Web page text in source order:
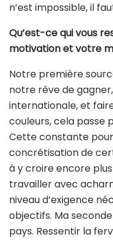
n’est impossible, il
Qu’est-ce qui vous
motivation et votre
Notre première
notre rêve de
internationale, et
couleurs, cela passe
Cette constante
concrétisation de
à y croire encore
travailler avec
niveau d’exigence
objectifs. Ma
pays. Ressentir la